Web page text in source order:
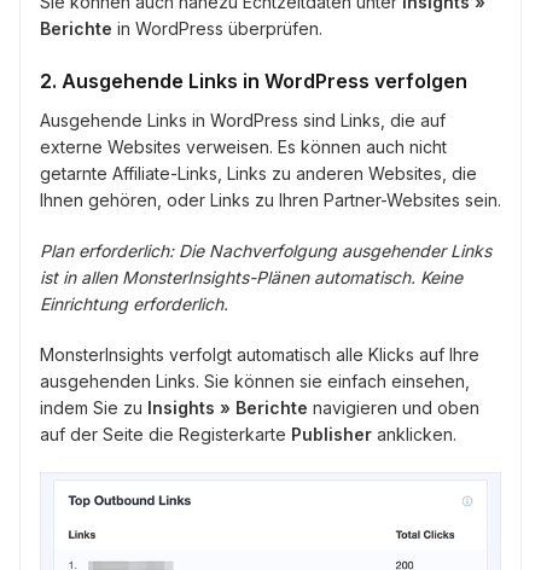
Berichte in WordPress überprüfen.
2. Ausgehende Links in WordPress verfolgen
Ausgehende Links in WordPress sind Links, die auf
externe Websites verweisen. Es können auch nicht
getarnte Affiliate-Links, Links zu anderen Websites, die
Ihnen gehören, oder Links zu Ihren Partner-Websites sein.
Plan erforderlich: Die Nachverfolgung ausgehender Links
ist in allen MonsterInsights-Plänen automatisch. Keine
Einrichtung erforderlich.
MonsterInsights verfolgt automatisch alle Klicks auf Ihre
ausgehenden Links. Sie können sie einfach einsehen,
indem Sie zu Insights » Berichte navigieren und oben
auf der Seite die Registerkarte Publisher anklicken.